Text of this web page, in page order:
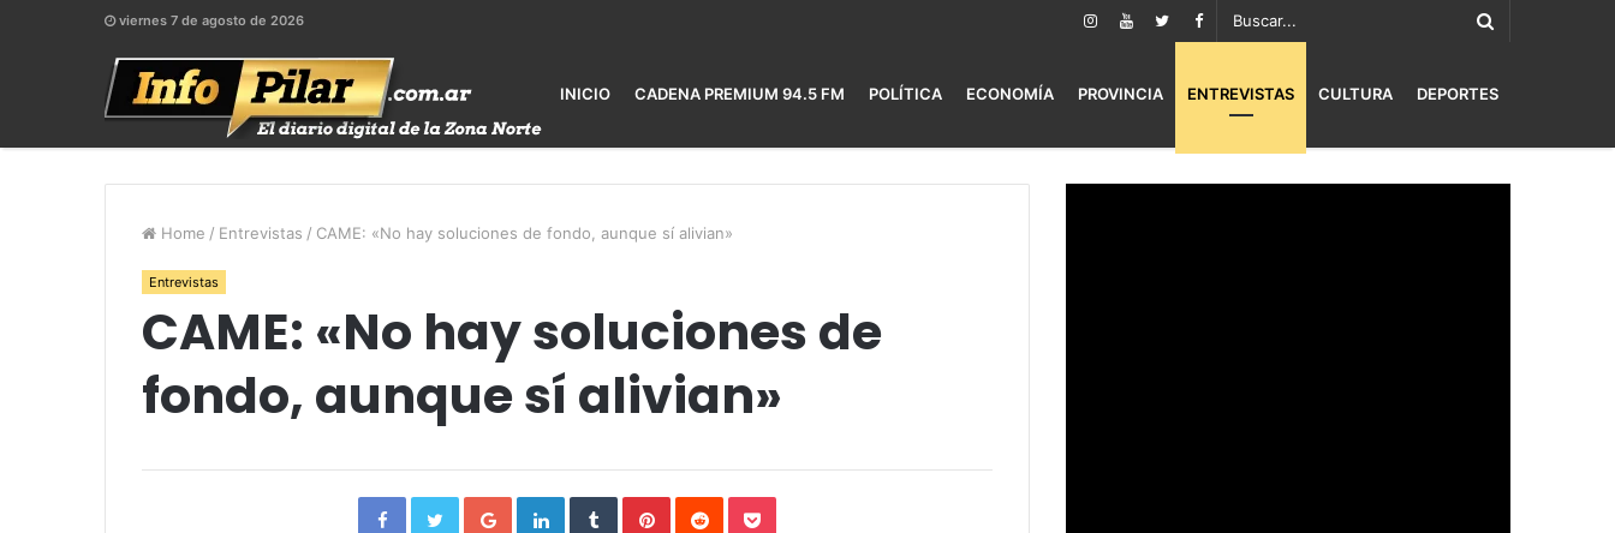
viernes 7 de agosto de 2026
INICIO CADENA PREMIUM 94.5 FM POLÍTICA ECONOMÍA PROVINCIA ENTREVISTAS CULTURA DEPORTES
Home / Entrevistas / CAME: «No hay soluciones de fondo, aunque sí alivian»
Entrevistas
CAME: «No hay soluciones de
fondo, aunque sí alivian»
FacebookTwitterGoogle+LinkedInTumblrPinterestReddit Pocket